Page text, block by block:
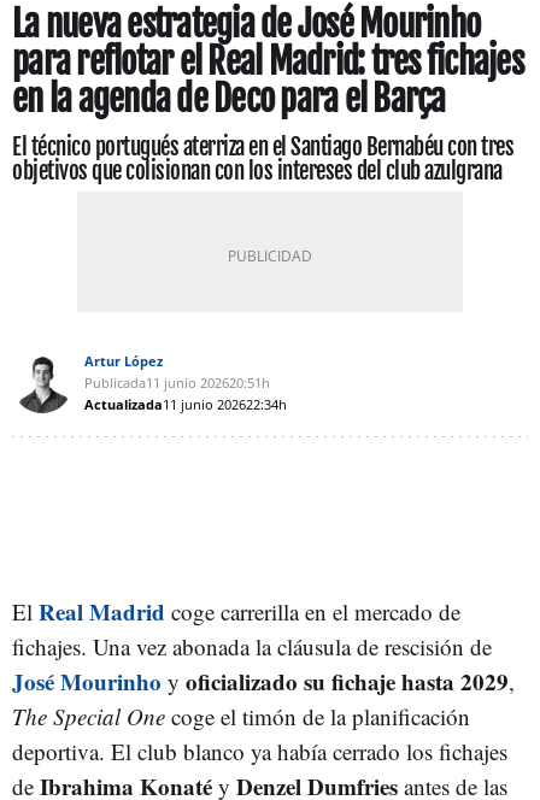
La nueva estrategia de José Mourinho
para reflotar el Real Madrid: tres fichajes
en la agenda de Deco para el Barça
El técnico portugués aterriza en el Santiago Bernabéu con tres
objetivos que colisionan con los intereses del club azulgrana
Artur López
Publicada11 junio 202620:51h
Actualizada11 junio 202622:34h
El Real Madrid coge carrerilla en el mercado de
fichajes. Una vez abonada la cláusula de rescisión de
José Mourinho y oficializado su fichaje hasta 2029,
The Special One coge el timón de la planificación
deportiva. El club blanco ya había cerrado los fichajes
de Ibrahima Konaté y Denzel Dumfries antes de las